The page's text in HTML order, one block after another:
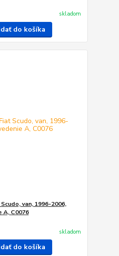
skladom
do košíka
van, 1996-2006,
C0076
skladom
do košíka